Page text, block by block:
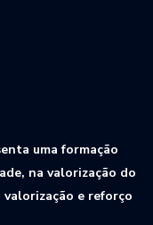
uma formação
na valorização do
e reforço